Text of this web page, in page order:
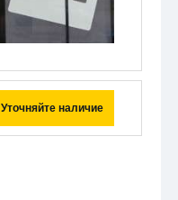
Уточняйте наличие